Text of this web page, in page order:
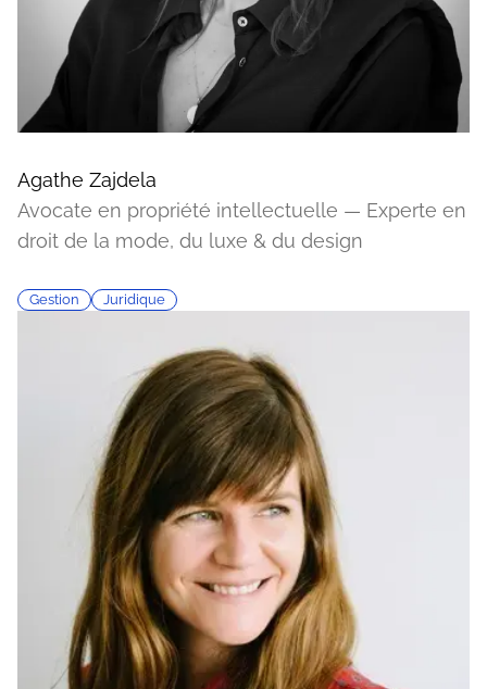
Agathe Zajdela
Avocate en propriété intellectuelle — Experte en
droit de la mode, du luxe & du design
Gestion Juridique